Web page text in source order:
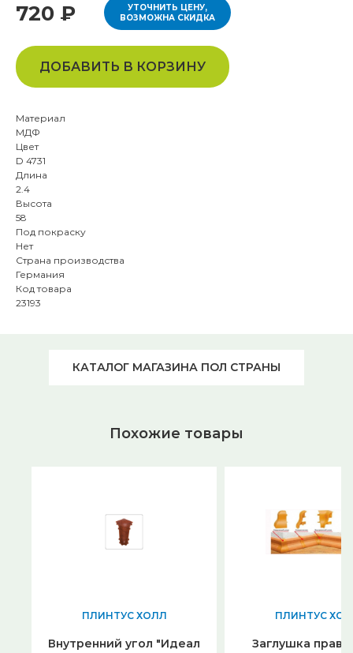
720 ₽
УТОЧНИТЬ ЦЕНУ,
ВОЗМОЖНА СКИДКА
ДОБАВИТЬ В КОРЗИНУ
Материал
МДФ
Цвет
D 4731
Длина
2.4
Высота
58
Под покраску
Нет
Страна производства
Германия
Код товара
23193
КАТАЛОГ МАГАЗИНА ПОЛ СТРАНЫ
Похожие товары
ПЛИНТУС ХОЛЛ
Внутренний угол "Идеал
ПЛИНТУС
Заглушка